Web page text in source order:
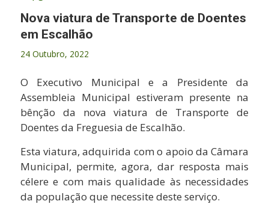
Nova viatura de Transporte de Doentes
em Escalhão
24 Outubro, 2022
O Executivo Municipal e a Presidente da
Assembleia Municipal estiveram presente na
bênção da nova viatura de Transporte de
Doentes da Freguesia de Escalhão.
Esta viatura, adquirida com o apoio da Câmara
Municipal, permite, agora, dar resposta mais
célere e com mais qualidade às necessidades
da população que necessite deste serviço.